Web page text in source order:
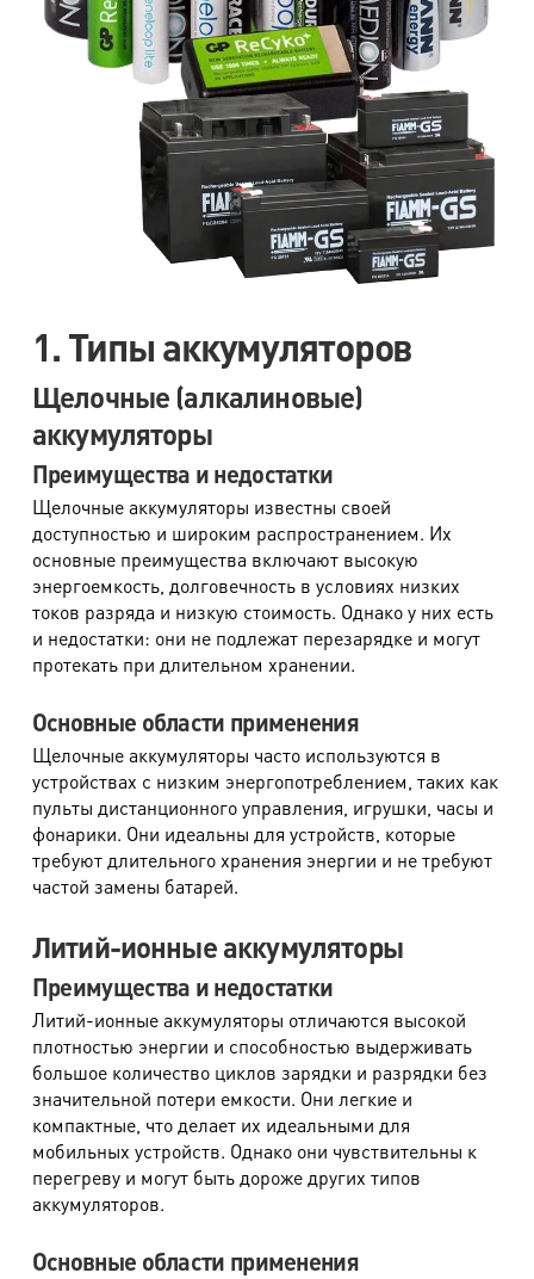
1. Типы аккумуляторов
Щелочные (алкалиновые)
аккумуляторы
Преимущества и недостатки
Щелочные аккумуляторы известны своей
доступностью и широким распространением. Их
основные преимущества включают высокую
энергоемкость, долговечность в условиях низких
токов разряда и низкую стоимость. Однако у них есть
и недостатки: они не подлежат перезарядке и могут
протекать при длительном хранении.
Основные области применения
Щелочные аккумуляторы часто используются в
устройствах с низким энергопотреблением, таких как
пульты дистанционного управления, игрушки, часы и
фонарики. Они идеальны для устройств, которые
требуют длительного хранения энергии и не требуют
частой замены батарей.
Литий-ионные аккумуляторы
Преимущества и недостатки
Литий-ионные аккумуляторы отличаются высокой
плотностью энергии и способностью выдерживать
большое количество циклов зарядки и разрядки без
значительной потери емкости. Они легкие и
компактные, что делает их идеальными для
мобильных устройств. Однако они чувствительны к
перегреву и могут быть дороже других типов
аккумуляторов.
Основные области применения